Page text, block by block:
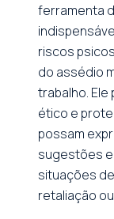
ferramenta
riscos
do assédio
trabalho.
ético e
possam
sugestões
situações
retaliação